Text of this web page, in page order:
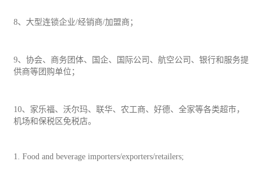
8、大型连锁企业/经销商/加盟商；
9、协会、商务团体、国企、国际公司、航空公司、银行和服务提
供商等团购单位；
10、家乐福、沃尔玛、联华、农工商、好德、全家等各类超市，
机场和保税区免税店。
1. Food and beverage importers/exporters/retailers;